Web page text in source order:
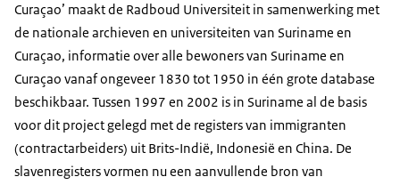
Curaçao’ maakt de Radboud Universiteit in samenwerking met
de nationale archieven en universiteiten van Suriname en
Curaçao, informatie over alle bewoners van Suriname en
Curaçao vanaf ongeveer 1830 tot 1950 in één grote database
beschikbaar. Tussen 1997 en 2002 is in Suriname al de basis
voor dit project gelegd met de registers van immigranten
(contractarbeiders) uit Brits-Indië, Indonesië en China. De
slavenregisters vormen nu een aanvullende bron van